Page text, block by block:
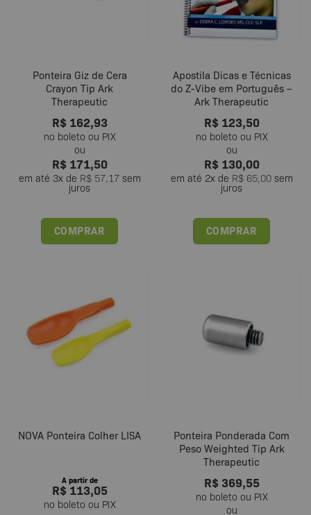
Ponteira Giz de Cera
Crayon Tip Ark
Therapeutic
R$162,93
R$171,50
em até 3x de R$57,17sem
juros
COMPRAR
Apostila Dicas e Técnicas
do Z-Vibe em Português –
Ark Therapeutic
R$123,50
R$130,00
em até 2x de R$65,00sem
juros
COMPRAR
NOVA Ponteira Colher LISA
A partir de
R$113,05
Ponteira Ponderada Com
Peso Weighted Tip Ark
Therapeutic
R$369,55